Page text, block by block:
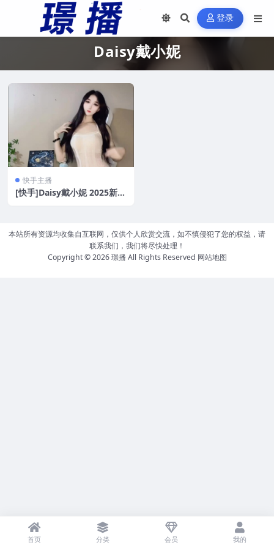
登录
Daisy戴小妮
快手主播
[快手]Daisy戴小妮 2025新番
本站所有资源均收集自互联网，仅供个人欣赏交流，如不慎侵犯了您的权益，请
联系我们，我们将尽快处理！
Copyright © 2026璟播All Rights Reserved 网站地图
首页 分类 会员 我的